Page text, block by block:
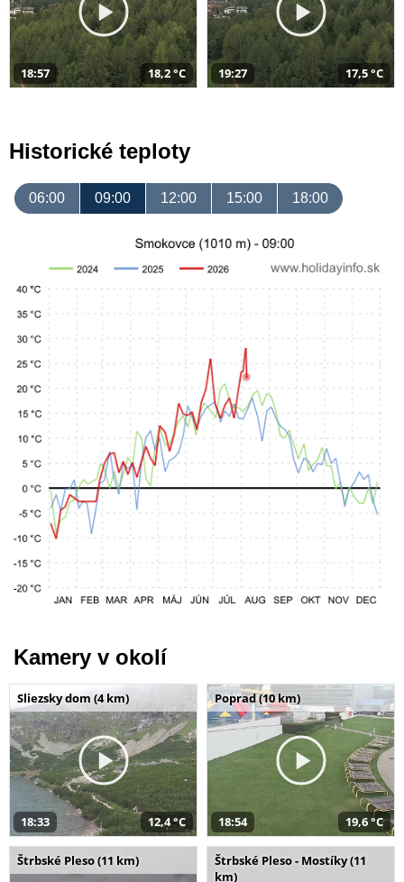
18:57 18,2 °C 19:27 17,5 °C
Historické teploty
06:00 09:00 12:00 15:00 18:00
Kamery v okolí
Sliezsky dom (4 km)
18:33 12,4 °C
Poprad (10 km)
18:54 19,6 °C
Štrbské Pleso (11 km)
Štrbské Pleso - Mostíky (11
km)